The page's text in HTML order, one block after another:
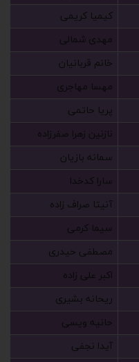
‫کیمیا کریمی‬‏
‫مهدی شمالی‬‏
‫خانم قربانیان‬‏
‫مهسا مهاجری‬‏
‫پریا حاتمی‬‏
‫نازنین زهرا صفرزاده‬‏
‫سمانه بازیان‬‏
‫سارا کدخدا‬‏
‫آنیتا صراف زاده‬‏
‫سیما کرمی‬‏
‫مصطفی حیدری‬‏
‫اکبر علی زاده‬‏
‫ریحانه بشیری‬‏
‫حانیه ویسی‬‏
‫آیدا نجفی‬‏